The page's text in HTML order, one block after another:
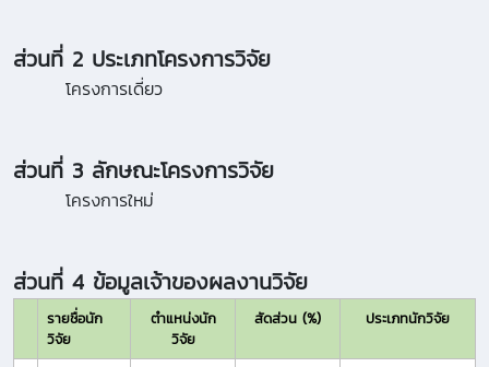
ส่วนที่ 2 ประเภทโครงการวิจัย
โครงการเดี่ยว
ส่วนที่ 3 ลักษณะโครงการวิจัย
โครงการใหม่
ส่วนที่ 4 ข้อมูลเจ้าของผลงานวิจัย
รายชื่อนัก
วิจัย
ตำแหน่งนัก
วิจัย
สัดส่วน (%) ประเภทนักวิจัย